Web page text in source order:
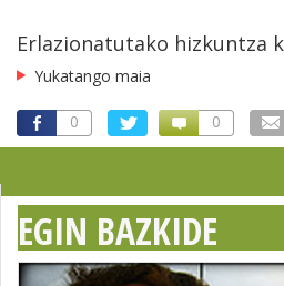
Erlazionatutako hizkuntza
Yukatango maia
0 0
EGIN BAZKIDE